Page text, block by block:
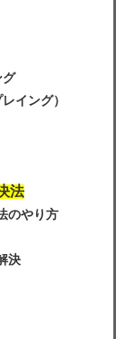
イング）
法
のやり方
決